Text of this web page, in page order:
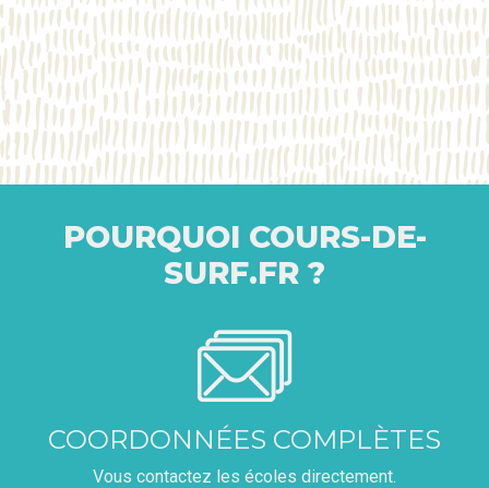
POURQUOI COURS-DE-
SURF.FR ?
COORDONNÉES COMPLÈTES
Vous contactez les écoles directement.